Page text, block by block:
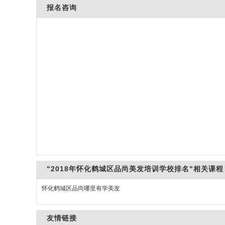
报名咨询
"2018年怀化鹤城区品尚美发培训学校排名"相关课程
怀化鹤城区品尚哪里有学美发
友情链接